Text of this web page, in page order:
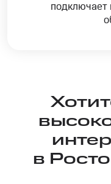
подключает
в